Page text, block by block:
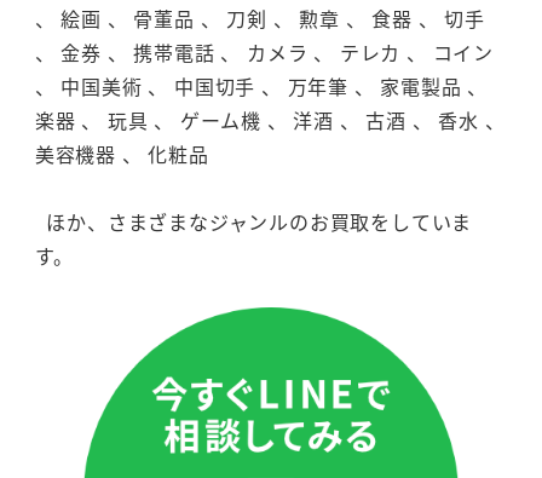
、 絵画 、 骨董品 、 刀剣 、 勲章 、 食器 、 切手
、 金券 、 携帯電話 、 カメラ 、 テレカ 、 コイン
、 中国美術 、 中国切手 、 万年筆 、 家電製品 、
楽器 、 玩具 、 ゲーム機 、 洋酒 、 古酒 、 香水 、
美容機器 、 化粧品
ほか、さまざまなジャンルのお買取をしていま
す。